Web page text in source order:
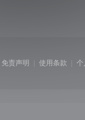
免责声明
((在新窗口中打开))
使用条款
((在新窗